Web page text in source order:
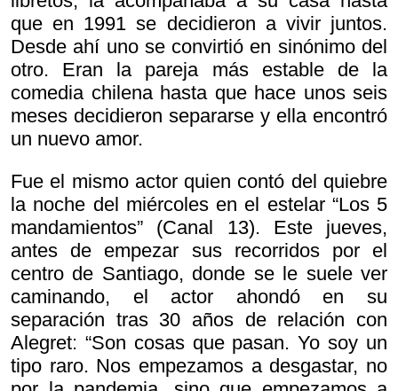
que en 1991 se decidieron a vivir juntos.
Desde ahí uno se convirtió en sinónimo del
otro. Eran la pareja más estable de la
comedia chilena hasta que hace unos seis
meses decidieron separarse y ella encontró
un nuevo amor.
Fue el mismo actor quien contó del quiebre
la noche del miércoles en el estelar “Los 5
mandamientos” (Canal 13). Este jueves,
antes de empezar sus recorridos por el
centro de Santiago, donde se le suele ver
caminando, el actor ahondó en su
separación tras 30 años de relación con
Alegret: “Son cosas que pasan. Yo soy un
tipo raro. Nos empezamos a desgastar, no